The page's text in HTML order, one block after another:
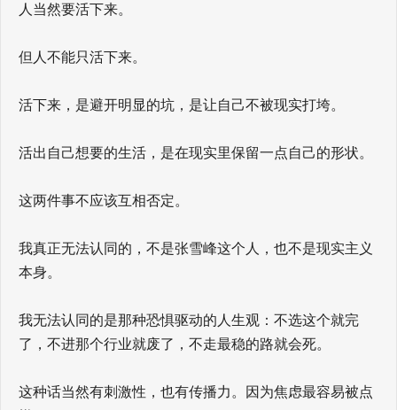
人当然要活下来。
但人不能只活下来。
活下来，是避开明显的坑，是让自己不被现实打垮。
活出自己想要的生活，是在现实里保留一点自己的形状。
这两件事不应该互相否定。
我真正无法认同的，不是张雪峰这个人，也不是现实主义
本身。
我无法认同的是那种恐惧驱动的人生观：不选这个就完
了，不进那个行业就废了，不走最稳的路就会死。
这种话当然有刺激性，也有传播力。因为焦虑最容易被点